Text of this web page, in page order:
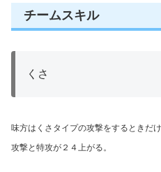
チームスキル
くさ
味方はくさタイプの攻撃をするときだけ
攻撃と特攻が２４上がる。